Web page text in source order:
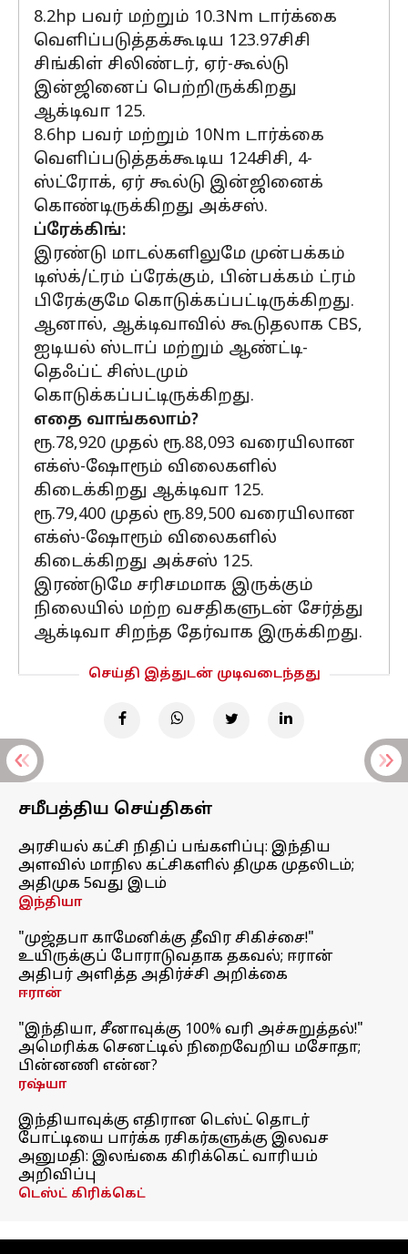
8.2hp பவர் மற்றும் 10.3Nm டார்க்கை
வெளிப்படுத்தக்கூடிய 123.97சிசி
சிங்கிள் சிலிண்டர், ஏர்-கூல்டு
இன்ஜினைப் பெற்றிருக்கிறது
ஆக்டிவா 125.
8.6hp பவர் மற்றும் 10Nm டார்க்கை
வெளிப்படுத்தக்கூடிய 124சிசி, 4-
ஸ்ட்ரோக், ஏர் கூல்டு இன்ஜினைக்
கொண்டிருக்கிறது அக்சஸ்.
ப்ரேக்கிங்:
இரண்டு மாடல்களிலுமே முன்பக்கம்
டிஸ்க்/ட்ரம் ப்ரேக்கும், பின்பக்கம் ட்ரம்
பிரேக்குமே கொடுக்கப்பட்டிருக்கிறது.
ஆனால், ஆக்டிவாவில் கூடுதலாக CBS,
ஐடியல் ஸ்டாப் மற்றும் ஆண்ட்டி-
தெஃப்ட் சிஸ்டமும்
கொடுக்கப்பட்டிருக்கிறது.
எதை வாங்கலாம்?
ரூ.78,920 முதல் ரூ.88,093 வரையிலான
எக்ஸ்-ஷோரூம் விலைகளில்
கிடைக்கிறது ஆக்டிவா 125.
ரூ.79,400 முதல் ரூ.89,500 வரையிலான
எக்ஸ்-ஷோரூம் விலைகளில்
கிடைக்கிறது அக்சஸ் 125.
இரண்டுமே சரிசமமாக இருக்கும்
நிலையில் மற்ற வசதிகளுடன் சேர்த்து
ஆக்டிவா சிறந்த தேர்வாக இருக்கிறது.
செய்தி இத்துடன் முடிவடைந்தது
சமீபத்திய செய்திகள்
அரசியல் கட்சி நிதிப் பங்களிப்பு: இந்திய
அளவில் மாநில கட்சிகளில் திமுக முதலிடம்;
அதிமுக 5வது இடம்
இந்தியா
"முஜ்தபா காமேனிக்கு தீவிர சிகிச்சை!"
உயிருக்குப் போராடுவதாக தகவல்; ஈரான்
அதிபர் அளித்த அதிர்ச்சி அறிக்கை
ஈரான்
"இந்தியா, சீனாவுக்கு 100% வரி அச்சுறுத்தல்!"
அமெரிக்க செனட்டில் நிறைவேறிய மசோதா;
பின்னணி என்ன?
ரஷ்யா
இந்தியாவுக்கு எதிரான டெஸ்ட் தொடர்
போட்டியை பார்க்க ரசிகர்களுக்கு இலவச
அனுமதி: இலங்கை கிரிக்கெட் வாரியம்
அறிவிப்பு
டெஸ்ட் கிரிக்கெட்